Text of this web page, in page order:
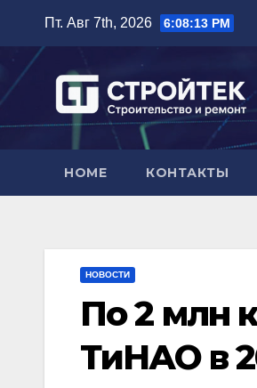
содержимому
Пт. Авг 7th, 2026 6:08:14 PM
HOME КОНТАКТЫ
НОВОСТИ
По 2 млн
ТиНАО в